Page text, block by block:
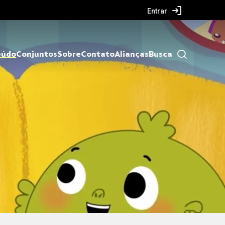
Entrar
ConjuntosSobreContatoAliançasBusca